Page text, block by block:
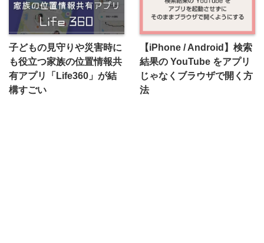
子どもの見守りや災害時に
も役立つ家族の位置情報共
有アプリ「Life360」が結
構すごい
【iPhone / Android】検索
結果の YouTube をアプリ
じゃなくブラウザで開く方
法